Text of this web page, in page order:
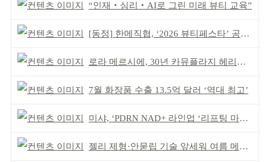
“인재‧심리‧AI로 그린 미래 뷰티 교육”
[동정] 한메직협, ‘2026 뷰티페스타’ 공동 주최
로라 메르시에, 30년 카뮤플라지 헤리티지 담아
7월 화장품 수출 13.5억 달러 ‘역대 최고’
미샤, ‘PDRN NAD+ 라인업 ‘리프팅 마스크’ 출시
젤리 제형·안묻립 기술 앞세워 여름 메이크업 시장 공략